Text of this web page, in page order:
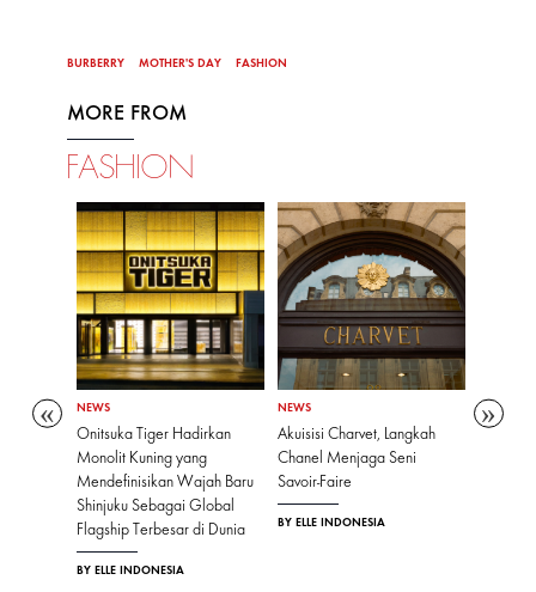
BURBERRY MOTHER'S DAY FASHION
MORE FROM
FASHION
NEWS
Onitsuka Tiger Hadirkan
Monolit Kuning yang
Mendefinisikan Wajah Baru
Shinjuku Sebagai Global
Flagship Terbesar di Dunia
BY ELLE INDONESIA
NEWS
Akuisisi Charvet, Langkah
Chanel Menjaga Seni
Savoir-Faire
BY ELLE INDONESIA
NEWS
Toton